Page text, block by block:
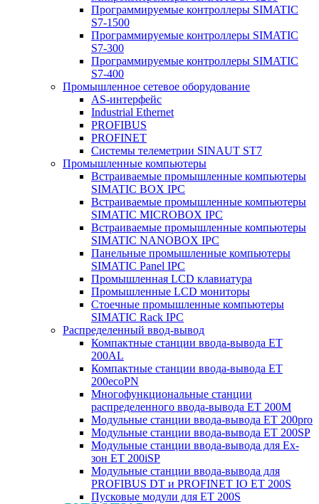
Программируемые контроллеры SIMATIC
S7-1500
Программируемые контроллеры SIMATIC
S7-300
Программируемые контроллеры SIMATIC
S7-400
Промышленное сетевое оборудование
AS-интерфейс
Industrial Ethernet
PROFIBUS
PROFINET
Системы телеметрии SINAUT ST7
Промышленные компьютеры
Встраиваемые промышленные компьютеры
SIMATIC BOX IPC
Встраиваемые промышленные компьютеры
SIMATIC MICROBOX IPC
Встраиваемые промышленные компьютеры
SIMATIC NANOBOX IPC
Панельные промышленные компьютеры
SIMATIC Panel IPC
Промышленная LCD клавиатура
Промышленные LCD мониторы
Стоечные промышленные компьютеры
SIMATIC Rack IPC
Распределенный ввод-вывод
Компактные станции ввода-вывода ET
200AL
Компактные станции ввода-вывода ET
200ecoPN
Многофункциональные станции
распределенного ввода-вывода ET 200M
Модульные станции ввода-вывода ET 200pro
Модульные станции ввода-вывода ET 200SP
Модульные станции ввода-вывода для Ex-
зон ET 200iSP
Модульные станции ввода-вывода для
PROFIBUS DT и PROFINET IO ET 200S
Пусковые модули для ET 200S